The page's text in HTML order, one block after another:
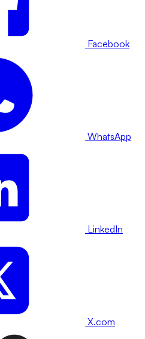
Facebook
WhatsApp
LinkedIn
X.com